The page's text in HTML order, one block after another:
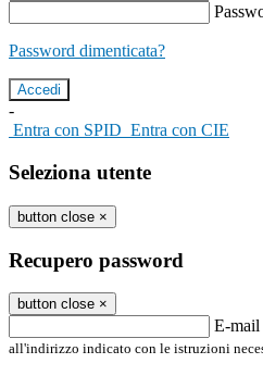
Password dimenticata?
-
Entra con SPID Entra con CIE
Seleziona utente
button close ×
Recupero password
button close ×
E-mail
all'indirizzo indicato con le istruzioni